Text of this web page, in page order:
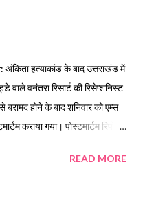
हत्याकांड के बाद उत्तराखंड में
वनंतरा रिसार्ट की रिसेप्शनिस्ट
बरामद होने के बाद शनिवार को एम्स
कराया गया। पोस्टमार्टम रिपोर्ट
से पहले मारपीट की पुष्टि हुई है और
READ MORE